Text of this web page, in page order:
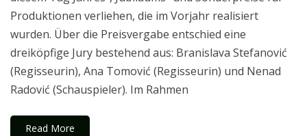
Produktionen verliehen, die im Vorjahr realisiert
wurden. Über die Preisvergabe entschied eine
dreiköpfige Jury bestehend aus: Branislava Stefanović
(Regisseurin), Ana Tomović (Regisseurin) und Nenad
Radović (Schauspieler). Im Rahmen
Read More